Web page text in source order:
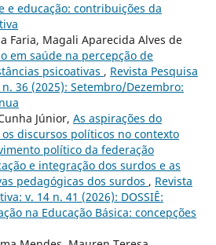
e educação: contribuições da
Faria, Magali Aparecida Alves de
em saúde na percepção de
psicoativas , Revista Pesquisa
36 (2025): Setembro/Dezembro:
Júnior, As aspirações do
discursos políticos no contexto
político da federação
e integração dos surdos e as
pedagógicas dos surdos , Revista
v. 14 n. 41 (2026): DOSSIÊ:
na Educação Básica: concepções